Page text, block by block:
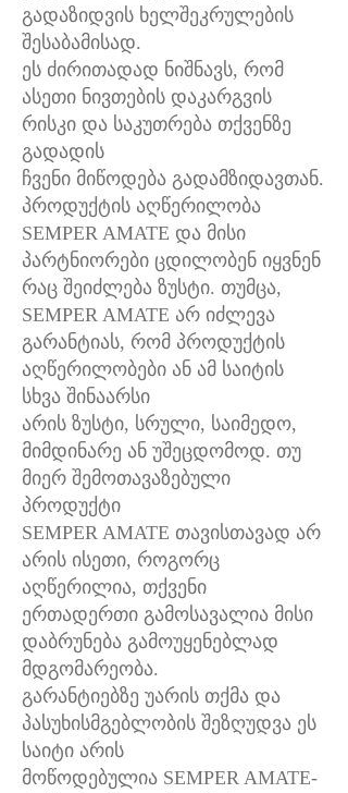
გადაზიდვის ხელშეკრულების
შესაბამისად.
ეს ძირითადად ნიშნავს, რომ
ასეთი ნივთების დაკარგვის
რისკი და საკუთრება თქვენზე
გადადის
ჩვენი მიწოდება გადამზიდავთან.
პროდუქტის აღწერილობა
SEMPER AMATE და მისი
პარტნიორები ცდილობენ იყვნენ
რაც შეიძლება ზუსტი. თუმცა,
SEMPER AMATE არ იძლევა
გარანტიას, რომ პროდუქტის
აღწერილობები ან ამ საიტის
სხვა შინაარსი
არის ზუსტი, სრული, საიმედო,
მიმდინარე ან უშეცდომოდ. თუ
მიერ შემოთავაზებული
პროდუქტი
SEMPER AMATE თავისთავად არ
არის ისეთი, როგორც
აღწერილია, თქვენი
ერთადერთი გამოსავალია მისი
დაბრუნება გამოუყენებლად
მდგომარეობა.
გარანტიებზე უარის თქმა და
პასუხისმგებლობის შეზღუდვა ეს
საიტი არის
მოწოდებულია SEMPER AMATE-